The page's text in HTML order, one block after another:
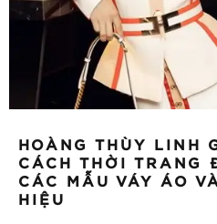
HOÀNG THÙY LINH
CÁCH THỜI TRANG
CÁC MẪU VÁY ÁO
HIỆU